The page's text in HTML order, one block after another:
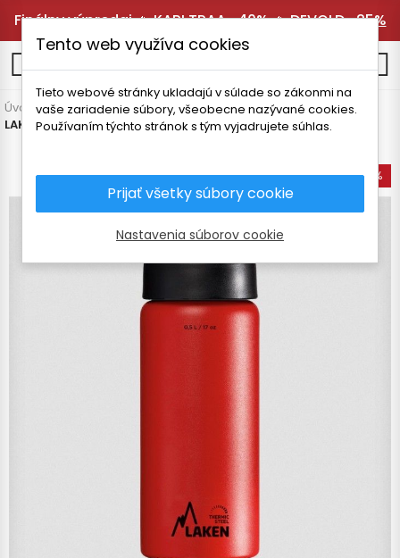
Finálny výpredaj 🔥KARI TRAA -40%🔥DEVOLD -25%
Úvodná stránka Vybavenie Termosky a fľaše
Termosky
LAKEN CLASSIC THERMO NEREZOVÁ FĽAŠA 500 ml
-35%
Tento web využíva cookies
Tieto webové stránky ukladajú v súlade so zákonmi na
vaše zariadenie súbory, všeobecne nazývané cookies.
Používaním týchto stránok s tým vyjadrujete súhlas.
Prijať všetky súbory cookie
Nastavenia súborov cookie